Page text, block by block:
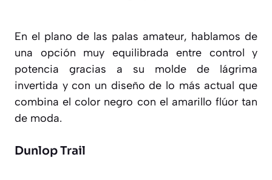
En el plano de las palas amateur, hablamos de
una opción muy equilibrada entre control y
potencia gracias a su molde de lágrima
invertida y con un diseño de lo más actual que
combina el color negro con el amarillo flúor tan
de moda.
Dunlop Trail